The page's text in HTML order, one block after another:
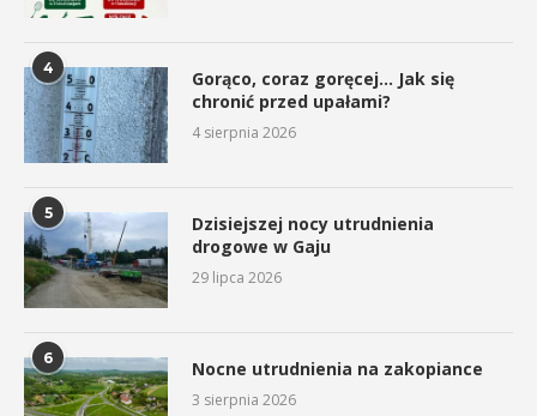
4
Gorąco, coraz goręcej… Jak się
chronić przed upałami?
4 sierpnia 2026
5
Dzisiejszej nocy utrudnienia
drogowe w Gaju
29 lipca 2026
6 Nocne utrudnienia na zakopiance
3 sierpnia 2026